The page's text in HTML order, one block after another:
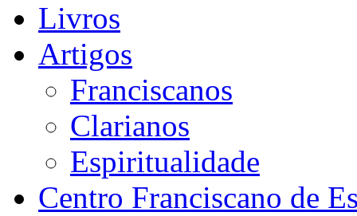
Livros
Artigos
Franciscanos
Clarianos
Espiritualidade
Centro Franciscano de